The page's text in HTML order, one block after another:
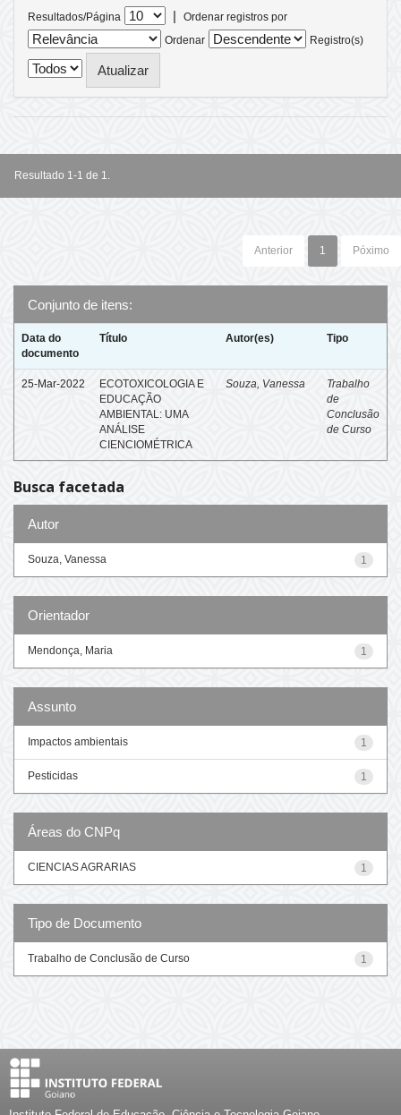
Resultados/Página |
Ordenar registros por
Ordenar
Registro(s)
Resultado 1-1 de 1.
Anterior 1 Póximo
Conjunto de itens:
Data do
documento
Título Autor(es) Tipo
25-Mar-2022
ECOTOXICOLOGIA E
EDUCAÇÃO
AMBIENTAL: UMA
ANÁLISE
CIENCIOMÉTRICA
Souza, Vanessa
Trabalho
de
Conclusão
de Curso
Busca facetada
Autor
1
Souza, Vanessa
Orientador
1
Mendonça, Maria
Assunto
1
Impactos ambientais
1
Pesticidas
Áreas do CNPq
1
CIENCIAS AGRARIAS
Tipo de Documento
1
Trabalho de Conclusão de Curso